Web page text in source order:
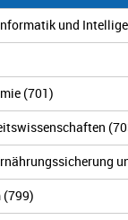
und
(701)
(799)